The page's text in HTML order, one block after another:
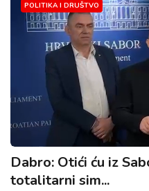
POLITIKA I DRUŠTVO
Dabro: Otići ću iz
totalitarni sim...